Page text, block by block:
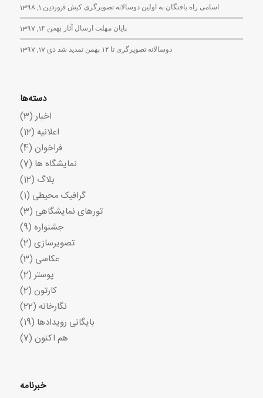
اسامی راه یافتگان به اولین دوسالانه تصویرگری کیش فروردین 1, 1398
پایان مهلت ارسال آثار بهمن 14, 1397
دوسالانه تصویرگری تا ۱۲ بهمن تمدید شد دی 17, 1397
دسته‌ها
اخبار (3)
اعلانیه (12)
فراخوان (4)
نمایشگاه ها (7)
بلاگ (12)
گرافیک محیطی (1)
تورهای نمایشگاهی (3)
جشنواره (9)
تصویرسازی (2)
عکاسی (3)
پوستر (2)
کارتون (2)
نگارخانه (22)
بایگانی رویدادها (19)
هم اکنون (7)
خبرنامه